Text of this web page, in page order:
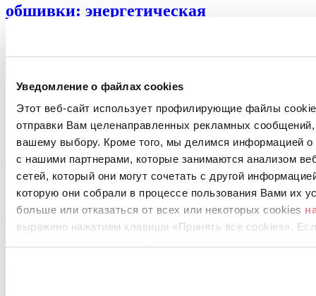
Уведомление о файлах cookies
Этот веб-сайт использует профилирующие файлы
отправки Вам целенаправленных рекламных
вашему выбору. Кроме того, мы делимся информацией
с нашими партнерами, которые занимаются анализом
сетей, который они могут сочетать с другой
которую они собрали в процессе пользования Вами их
больше или отказаться от всех или некоторых cookies
выражено нажатием клавиши «Принять все cookies».
обшивки: энергетическая
В атмосфере обновления эстетической восприимчивости в
налоговых льгот тема строительной обшивки здания,
и энергосбережения, представляет собой один из самых
интересных вызовов, стоящих перед современными
архитекторами, идет ли речь о простой облицовке стен или о
более эффективном варианте, как например, вентилируемые
фасады.
30.08.2017
1' минут чтения
От процесса до продукта, итальянская
сантехника все более экоустойчивая